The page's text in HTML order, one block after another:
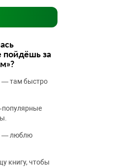
пойдёшь за
— там быстро
— люблю
книгу, чтобы